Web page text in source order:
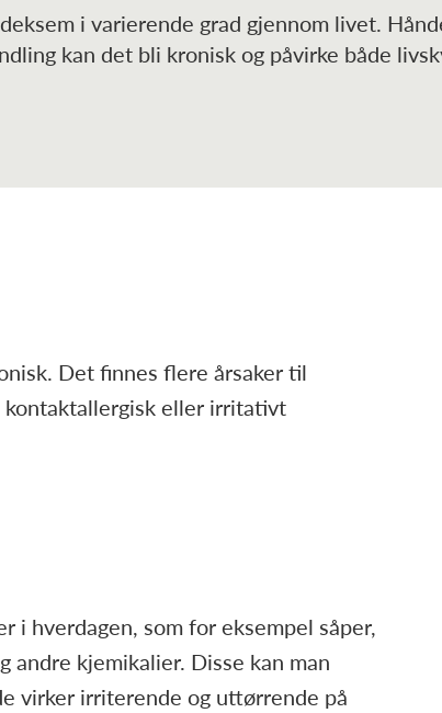
i varierende grad gjennom livet.
kan det bli kronisk og påvirke både
Det finnes flere årsaker til
kontaktallergisk eller irritativt
i hverdagen, som for eksempel såper,
andre kjemikalier. Disse kan man
virker irriterende og uttørrende på